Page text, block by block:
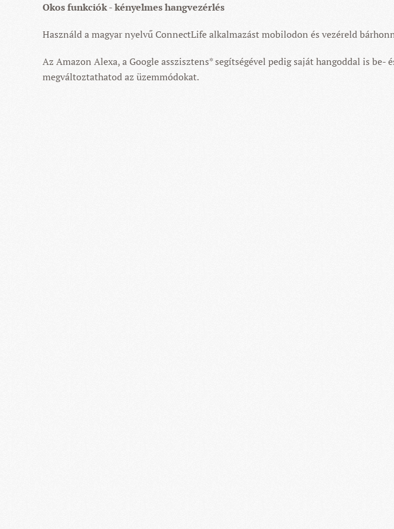
Okos funkciók - kényelmes hangvezérlés
Használd a magyar nyelvű ConnectLife alkalmazást mobilodon és vezéreld
Az Amazon Alexa, a Google asszisztens* segítségével pedig saját hangoddal is
megváltoztathatod az üzemmódokat.